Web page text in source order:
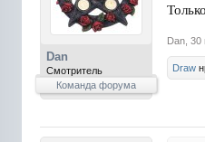
Dan
Смотритель
Команда форума
Dan 30
Draw